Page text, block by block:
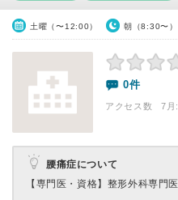
土曜（〜12:00） 朝（8:30〜）
0件
アクセス数 7月:
腰痛症について
【専門医・資格】 整形外科専門医